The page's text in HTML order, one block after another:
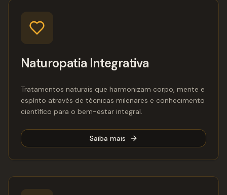
Naturopatia Integrativa
Tratamentos naturais que harmonizam corpo, mente e
espírito através de técnicas milenares e conhecimento
científico para o bem-estar integral.
Saiba mais